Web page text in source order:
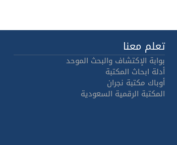
تعلم معنا
بوابة الإكتشاف والبحث الموحد
أدلة ابحاث المكتبة
أوباك مكتبة نجران
المكتبة الرقمية السعودية